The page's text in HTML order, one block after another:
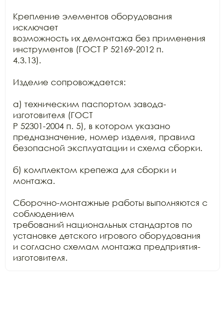
Крепление элементов оборудования
исключает
возможность их демонтажа без применения
инструментов (ГОСТ Р 52169-2012 п.
4.3.13).
Изделие сопровождается:
а) техническим паспортом завода-
изготовителя (ГОСТ
Р 52301-2004 п. 5), в котором указано
предназначение, номер изделия, правила
безопасной эксплуатации и схема сборки.
б) комплектом крепежа для сборки и
монтажа.
Сборочно-монтажные работы выполняются с
соблюдением
требований национальных стандартов по
установке детского игрового оборудования
и согласно схемам монтажа предприятия-
изготовителя.